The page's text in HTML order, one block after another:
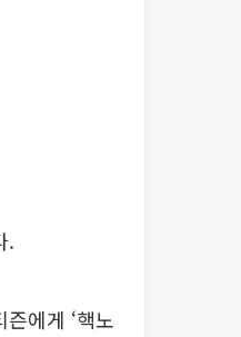
.
에게 ‘핵노